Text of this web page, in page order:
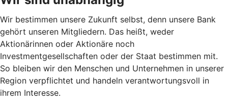
Wir bestimmen unsere Zukunft selbst, denn unsere Bank
gehört unseren Mitgliedern. Das heißt, weder
Aktionärinnen oder Aktionäre noch
Investmentgesellschaften oder der Staat bestimmen mit.
So bleiben wir den Menschen und Unternehmen in unserer
Region verpflichtet und handeln verantwortungsvoll in
ihrem Interesse.